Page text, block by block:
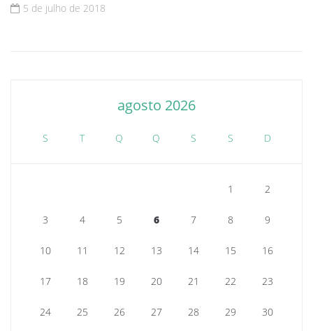
5 de julho de 2018
agosto 2026
S T Q Q S S D
1 2
3 4 5 6 7 8 9
10 11 12 13 14 15 16
17 18 19 20 21 22 23
24 25 26 27 28 29 30